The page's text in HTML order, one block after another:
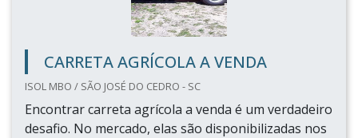
CARRETA AGRÍCOLA A VENDA
ISOL MBO / SÃO JOSÉ DO CEDRO - SC
Encontrar carreta agrícola a venda é um verdadeiro
desafio. No mercado, elas são disponibilizadas nos